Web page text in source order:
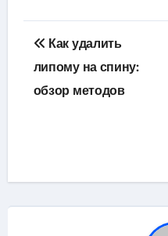
Навигация
по
записям
Как удалить
липому на спину:
обзор методов